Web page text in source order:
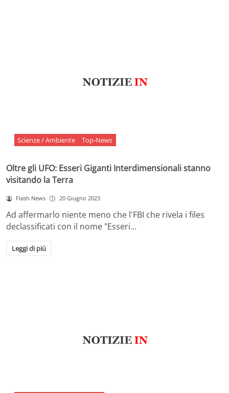
Scienze / Ambiente Top-News
Oltre gli UFO: Esseri Giganti Interdimensionali stanno
visitando la Terra
Flash News 20 Giugno 2023
Ad affermarlo niente meno che l'FBI che rivela i files
declassificati con il nome "Esseri…
Leggi di più